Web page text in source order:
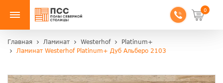
0
Главная Ламинат Westerhof
Platinum+
Ламинат Westerhof Platinum+ Дуб Альберо 2103